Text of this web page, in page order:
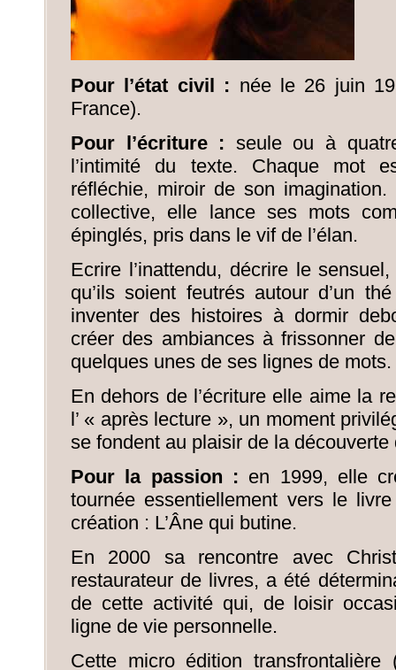
Pour l’état civil : née le 26 juin
France).
Pour l’écriture : seule ou à
l’intimité du texte. Chaque mot
réfléchie, miroir de son
collective, elle lance ses mots
épinglés, pris dans le vif de l’élan.
Ecrire l’inattendu, décrire le
qu’ils soient feutrés autour d’un
inventer des histoires à dormir
créer des ambiances à frissonner
quelques unes de ses lignes de mots.
En dehors de l’écriture elle aime la
l’ « après lecture », un moment
se fondent au plaisir de la découverte
Pour la passion : en 1999, elle
tournée essentiellement vers le
création : L’Âne qui butine.
En 2000 sa rencontre avec
restaurateur de livres, a été
de cette activité qui, de loisir
ligne de vie personnelle.
Cette micro édition